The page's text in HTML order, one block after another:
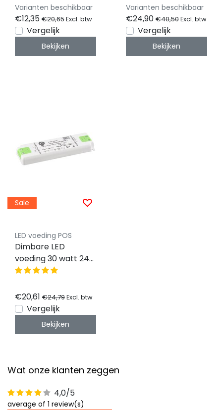
IP20 - GTPC-25-24-
D
Varianten beschikbaar
€12,35 €20,65Excl. btw
Vergelijk
Bekijken
IP20 GTPC-50-24-D
Varianten beschikbaar
€24,90 €40,50Excl. btw
Vergelijk
Bekijken
Sale
LED voeding POS
Dimbare LED
voeding 30 watt 24
volt 1,25 ampere -
€20,61 €24,79Excl. btw
Vergelijk
Bekijken
Wat onze klanten zeggen
4,0/5
average of 1 review(s)